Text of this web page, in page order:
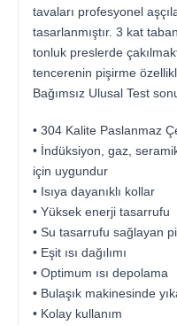
tavaları profesyonel
tasarlanmıştır. 3 kat
tonluk preslerde
tencerenin pişirme
Bağımsız Ulusal Test
• 304 Kalite Paslanmaz
• İndüksiyon, gaz,
için uygundur
• Isıya dayanıklı kollar
• Yüksek enerji tasarrufu
• Su tasarrufu sağlayan
• Eşit ısı dağılımı
• Optimum ısı depolama
• Bulaşık makinesinde
• Kolay kullanım